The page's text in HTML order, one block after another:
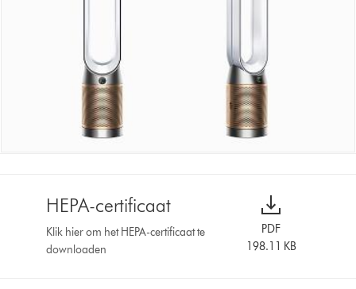
HEPA-certificaat
Klik hier om het HEPA-certificaat te
downloaden
PDF
198.11 KB